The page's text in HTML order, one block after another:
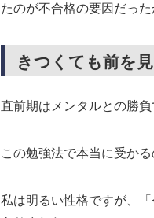
たのが不合格の要因だっ
きつくても前を
直前期はメンタルとの勝負
この勉強法で本当に受か
私は明るい性格ですが、